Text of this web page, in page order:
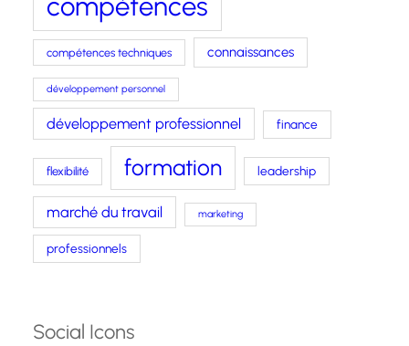
compétences techniques connaissances
développement personnel
développement professionnel finance
flexibilité formation leadership
marché du travail marketing
professionnels
Social Icons